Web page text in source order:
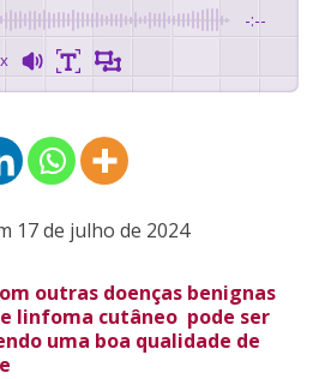
-:--
17 de julho de 2024
outras doenças benignas
linfoma cutâneo pode ser
uma boa qualidade de